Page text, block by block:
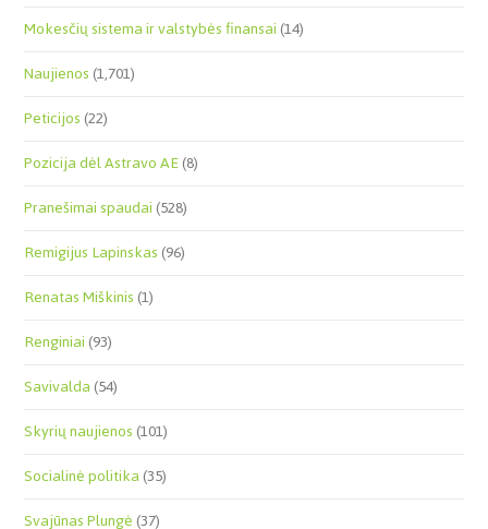
Mokesčių sistema ir valstybės finansai(14)
Naujienos(1,701)
Peticijos(22)
Pozicija dėl Astravo AE(8)
Pranešimai spaudai(528)
Remigijus Lapinskas(96)
Renatas Miškinis(1)
Renginiai(93)
Savivalda(54)
Skyrių naujienos(101)
Socialinė politika(35)
Svajūnas Plungė(37)